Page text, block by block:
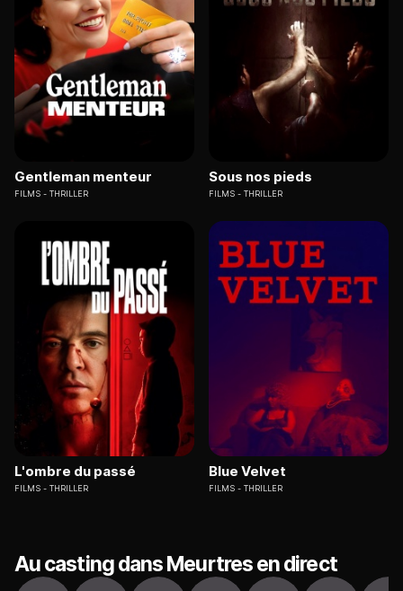
Gentleman menteur
FILMS THRILLER
Sous nos pieds
FILMS THRILLER
L'ombre du passé
FILMS THRILLER
Blue Velvet
FILMS THRILLER
Au casting dans Meurtres en direct